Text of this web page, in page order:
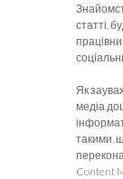
статті,
Як
медіа
такими,
Content